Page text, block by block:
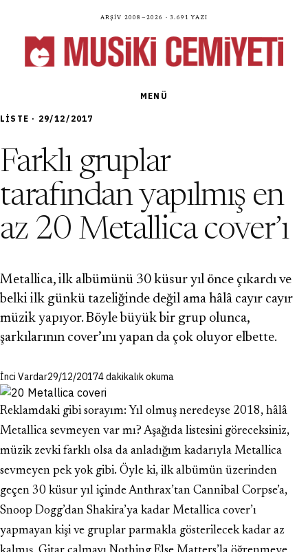
Arşiv 2008—2026 · 3.691 yazı
MENÜ
LISTE · 29/12/2017
Farklı gruplar
tarafından yapılmış en
az 20 Metallica cover’ı
Metallica, ilk albümünü 30 küsur yıl önce çıkardı ve
belki ilk günkü tazeliğinde değil ama hâlâ cayır cayır
müzik yapıyor. Böyle büyük bir grup olunca,
şarkılarının cover’ını yapan da çok oluyor elbette.
İnci Vardar29/12/20174 dakikalık okuma
Reklamdaki gibi sorayım: Yıl olmuş neredeyse 2018, hâlâ
Metallica sevmeyen var mı? Aşağıda listesini göreceksiniz,
müzik zevki farklı olsa da anladığım kadarıyla Metallica
sevmeyen pek yok gibi. Öyle ki, ilk albümün üzerinden
geçen 30 küsur yıl içinde Anthrax’tan Cannibal Corpse’a,
Snoop Dogg’dan Shakira’ya kadar Metallica cover’ı
yapmayan kişi ve gruplar parmakla gösterilecek kadar az